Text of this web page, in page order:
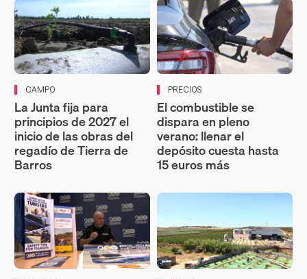
CAMPO
La Junta fija para
principios de 2027 el
inicio de las obras del
regadío de Tierra de
Barros
PRECIOS
El combustible se
dispara en pleno
verano: llenar el
depósito cuesta hasta
15 euros más